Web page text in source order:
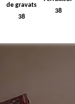
de gravats
38
38